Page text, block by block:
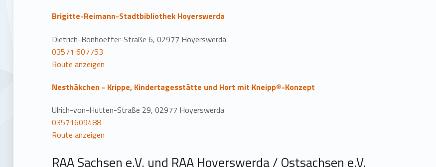
Brigitte-Reimann-Stadtbibliothek Hoyerswerda
Dietrich-Bonhoeffer-Straße 6, 02977 Hoyerswerda
03571 607753
Route anzeigen
Nesthäkchen - Krippe, Kindertagesstätte und Hort mit Kneipp®-Konzept
Ulrich-von-Hutten-Straße 29, 02977 Hoyerswerda
03571609488
Route anzeigen
RAA Sachsen e.V. und RAA Hoyerswerda / Ostsachsen e.V.